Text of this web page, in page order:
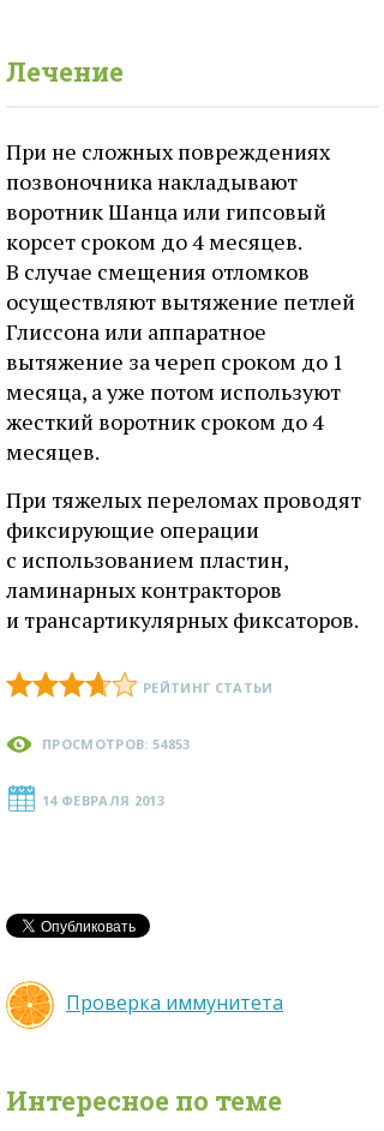
Лечение
При не сложных повреждениях
позвоночника накладывают
воротник Шанца или гипсовый
корсет сроком до 4 месяцев.
В случае смещения отломков
осуществляют вытяжение петлей
Глиссона или аппаратное
вытяжение за череп сроком до 1
месяца, а уже потом используют
жесткий воротник сроком до 4
месяцев.
При тяжелых переломах проводят
фиксирующие операции
с использованием пластин,
ламинарных контракторов
и трансартикулярных фиксаторов.
РЕЙТИНГ СТАТЬИ
ПРОСМОТРОВ: 54853
14 ФЕВРАЛЯ 2013
Проверка иммунитета
Интересное по теме